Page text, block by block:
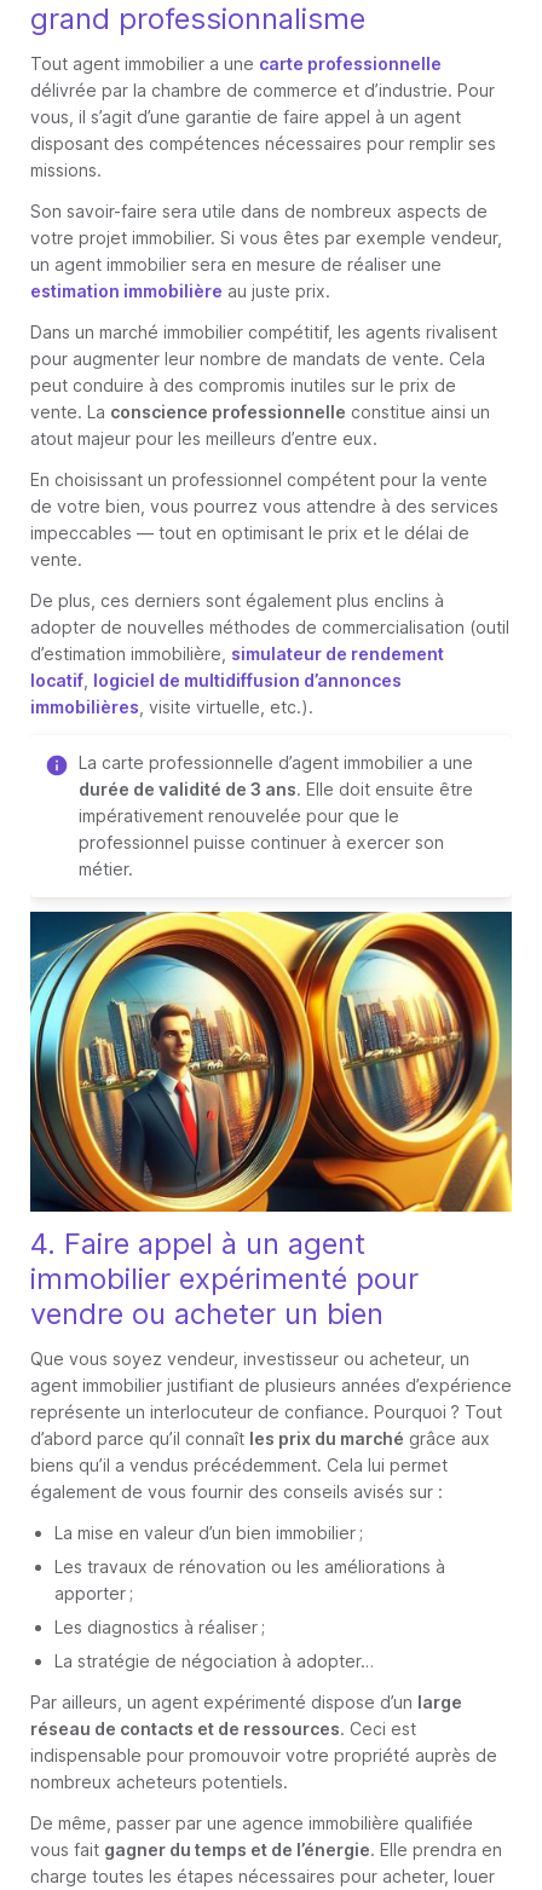
grand professionnalisme
Tout agent immobilier a une carte professionnelle
délivrée par la chambre de commerce et d’industrie. Pour
vous, il s’agit d’une garantie de faire appel à un agent
disposant des compétences nécessaires pour remplir ses
missions.
Son savoir-faire sera utile dans de nombreux aspects de
votre projet immobilier. Si vous êtes par exemple vendeur,
un agent immobilier sera en mesure de réaliser une
estimation immobilière au juste prix.
Dans un marché immobilier compétitif, les agents rivalisent
pour augmenter leur nombre de mandats de vente. Cela
peut conduire à des compromis inutiles sur le prix de
vente. La conscience professionnelle constitue ainsi un
atout majeur pour les meilleurs d’entre eux.
En choisissant un professionnel compétent pour la vente
de votre bien, vous pourrez vous attendre à des services
impeccables — tout en optimisant le prix et le délai de
vente.
De plus, ces derniers sont également plus enclins à
adopter de nouvelles méthodes de commercialisation (outil
d’estimation immobilière, simulateur de rendement
locatif logiciel de multidiffusion d’annonces
immobilières , visite virtuelle, etc.).
La carte professionnelle d’agent immobilier a une
durée de validité de 3 ans. Elle doit ensuite être
impérativement renouvelée pour que le
professionnel puisse continuer à exercer son
métier.
4. Faire appel à un agent
immobilier expérimenté pour
vendre ou acheter un bien
Que vous soyez vendeur, investisseur ou acheteur, un
agent immobilier justifiant de plusieurs années d’expérience
représente un interlocuteur de confiance. Pourquoi ? Tout
d’abord parce qu’il connaît les prix du marché grâce aux
biens qu’il a vendus précédemment. Cela lui permet
également de vous fournir des conseils avisés sur :
La mise en valeur d’un bien immobilier ;
Les travaux de rénovation ou les améliorations à
apporter ;
Les diagnostics à réaliser ;
La stratégie de négociation à adopter…
Par ailleurs, un agent expérimenté dispose d’un large
réseau de contacts et de ressources. Ceci est
indispensable pour promouvoir votre propriété auprès de
nombreux acheteurs potentiels.
De même, passer par une agence immobilière qualifiée
vous fait gagner du temps et de l’énergie. Elle prendra en
charge toutes les étapes nécessaires pour acheter, louer